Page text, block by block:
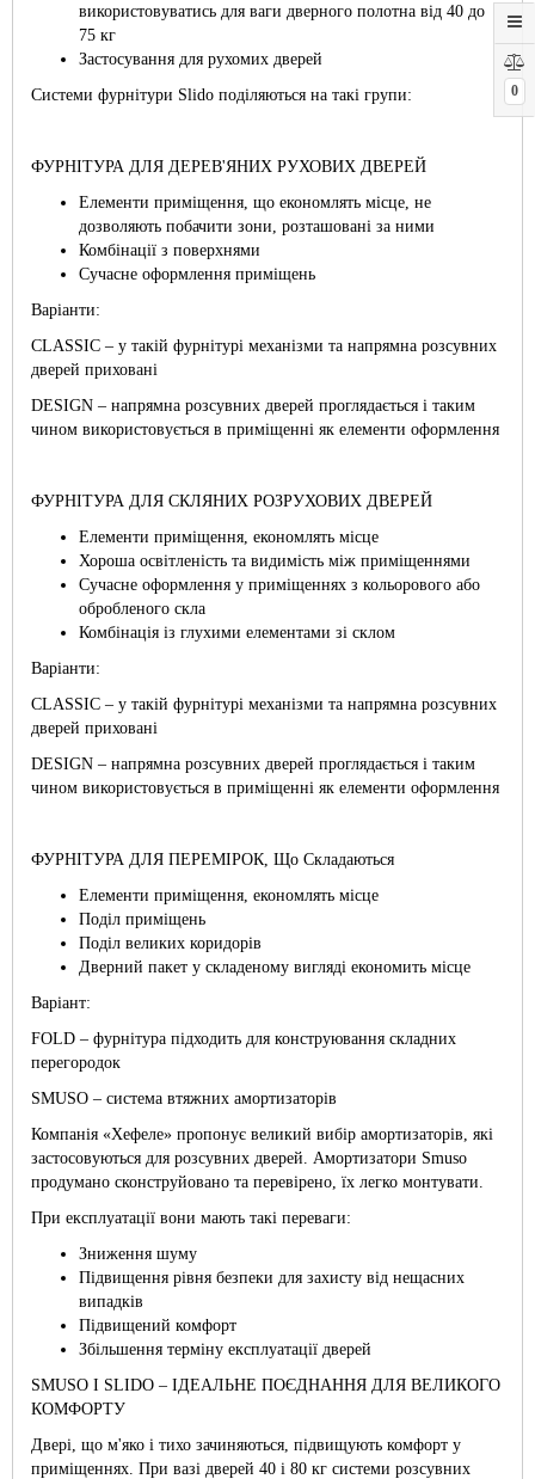
0
використовуватись для ваги дверного полотна від 40 до
75 кг
Застосування для рухомих дверей
Системи фурнітури Slido поділяються на такі групи:
ФУРНІТУРА ДЛЯ ДЕРЕВ'ЯНИХ РУХОВИХ ДВЕРЕЙ
Елементи приміщення, що економлять місце, не
дозволяють побачити зони, розташовані за ними
Комбінації з поверхнями
Сучасне оформлення приміщень
Варіанти:
CLASSIC – у такій фурнітурі механізми та напрямна розсувних
дверей приховані
DESIGN – напрямна розсувних дверей проглядається і таким
чином використовується в приміщенні як елементи оформлення
ФУРНІТУРА ДЛЯ СКЛЯНИХ РОЗРУХОВИХ ДВЕРЕЙ
Елементи приміщення, економлять місце
Хороша освітленість та видимість між приміщеннями
Сучасне оформлення у приміщеннях з кольорового або
обробленого скла
Комбінація із глухими елементами зі склом
Варіанти:
CLASSIC – у такій фурнітурі механізми та напрямна розсувних
дверей приховані
DESIGN – напрямна розсувних дверей проглядається і таким
чином використовується в приміщенні як елементи оформлення
ФУРНІТУРА ДЛЯ ПЕРЕМІРОК, Що Складаються
Елементи приміщення, економлять місце
Поділ приміщень
Поділ великих коридорів
Дверний пакет у складеному вигляді економить місце
Варіант:
FOLD – фурнітура підходить для конструювання складних
перегородок
SMUSO – система втяжних амортизаторів
Компанія «Хефеле» пропонує великий вибір амортизаторів, які
застосовуються для розсувних дверей. Амортизатори Smuso
продумано сконструйовано та перевірено, їх легко монтувати.
При експлуатації вони мають такі переваги:
Зниження шуму
Підвищення рівня безпеки для захисту від нещасних
випадків
Підвищений комфорт
Збільшення терміну експлуатації дверей
SMUSO І SLIDO – ІДЕАЛЬНЕ ПОЄДНАННЯ ДЛЯ ВЕЛИКОГО
КОМФОРТУ
Двері, що м'яко і тихо зачиняються, підвищують комфорт у
приміщеннях. При вазі дверей 40 і 80 кг системи розсувних